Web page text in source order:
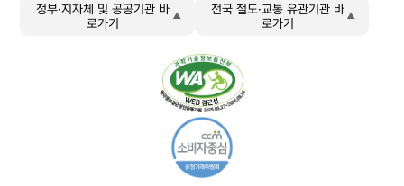
정부·지자체 및 공공기관 바
로가기
전국 철도·교통 유관기관 바
로가기